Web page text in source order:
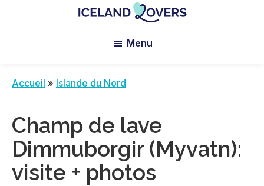
Claire
Menu
Accueil » Islande du Nord
Champ de lave
Dimmuborgir (Myvatn):
visite + photos